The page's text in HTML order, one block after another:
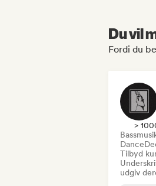
Du vil
Fordi du
>
Dance
Tilbyd
udgiv